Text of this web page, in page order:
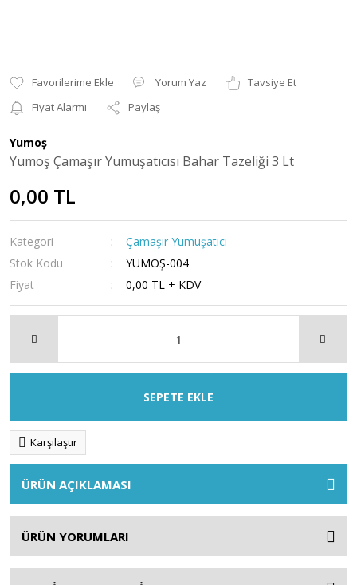
Yorum Yaz
Tavsiye Et
Fiyat Alarmı
Paylaş
Yumoş
Yumoş Çamaşır Yumuşatıcısı Bahar Tazeliği 3 Lt
0,00 TL
Kategori
Çamaşır Yumuşatıcı
Stok Kodu
YUMOŞ-004
Fiyat
0,00 TL + KDV
SEPETE EKLE
Karşılaştır
ÜRÜN AÇIKLAMASI
ÜRÜN YORUMLARI